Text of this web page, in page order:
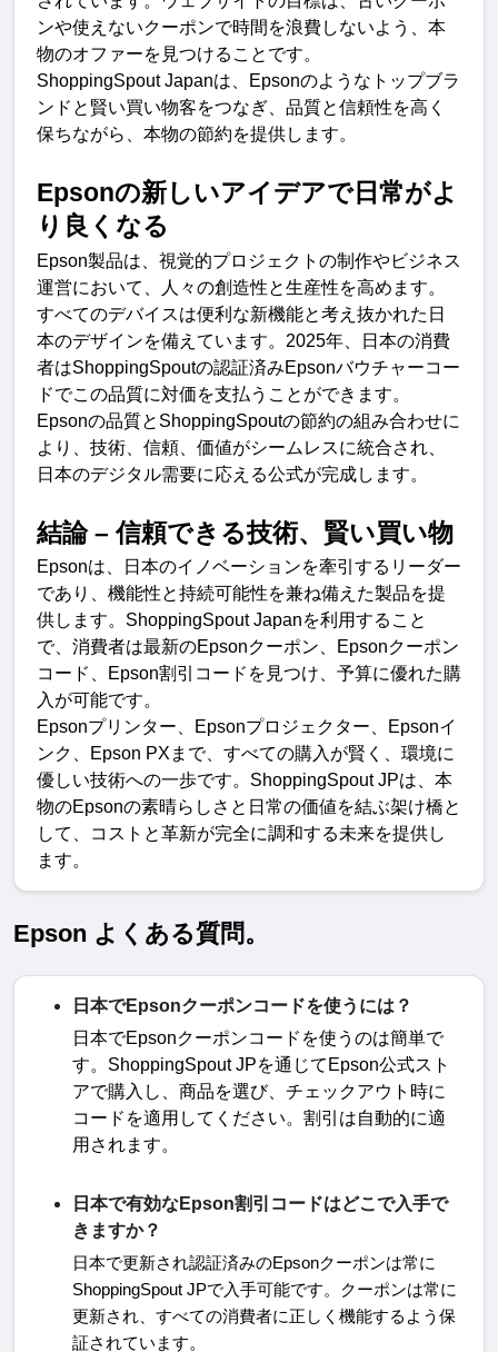
ンや使えないクーポンで時間を浪費しないよう、本
物のオファーを見つけることです。
ShoppingSpout Japanは、 Epsonのようなトップブラ
ンドと賢い買い物客をつなぎ、品質と信頼性を高く
保ちながら、本物の節約を提供します。
Epsonの新しいアイデアで日常がよ
り良くなる
Epson製品は、視覚的プロジェクトの制作やビジネス
運営において、人々の創造性と生産性を高めます。
すべてのデバイスは便利な新機能と考え抜かれた日
本のデザインを備えています。 2025年、日本の消費
者はShoppingSpoutの認証済みEpsonバウチャーコー
ドでこの品質に対価を支払うことができます。
Epsonの品質と ShoppingSpoutの節約の組み合わせに
より、技術、信頼、価値がシームレスに統合され、
日本のデジタル需要に応える公式が完成します。
結論 – 信頼できる技術、賢い買い物
Epsonは、日本のイノベーションを牽引するリーダー
であり、機能性と持続可能性を兼ね備えた製品を提
供します。 ShoppingSpout Japanを利用すること
で、消費者は最新のEpsonクーポン、 Epsonクーポン
コード、
Epson割引コードを見つけ、予算に優れた購
入が可能です。
Epsonプリンター、 Epsonプロジェクター、 Epsonイ
ンク、
Epson PX まで、すべての購入が賢く、環境に
優しい技術への一歩です。 ShoppingSpout JPは、本
物のEpsonの素晴らしさと日常の価値を結ぶ架け橋と
して、コストと革新が完全に調和する未来を提供し
ます。
Epson よくある質問。
日本でEpsonクーポンコードを使うには？
日本でEpsonクーポンコードを使うのは簡単で
す。 ShoppingSpout JPを通じて Epson公式スト
アで購入し、商品を選び、チェックアウト時に
コードを適用してください。割引は自動的に適
用されます。
日本で有効なEpson割引コードはどこで入手で
きますか？
日本で更新され認証済みのEpsonクーポンは常に
ShoppingSpout JPで入手可能です。クーポンは常に
更新され、すべての消費者に正しく機能するよう保
証されています。